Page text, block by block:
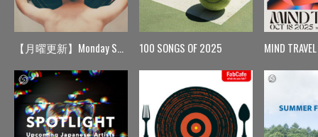
【月曜更新】Monday Spin 100 SONGS OF 2025 MIND TRAVEL